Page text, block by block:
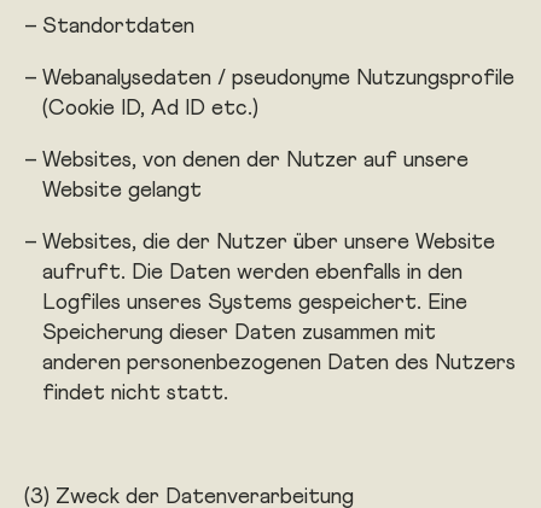
Standortdaten
Webanalysedaten / pseudonyme Nutzungsprofile
(Cookie ID, Ad ID etc.)
Websites, von denen der Nutzer auf unsere
Website gelangt
Websites, die der Nutzer über unsere Website
aufruft. Die Daten werden ebenfalls in den
Logfiles unseres Systems gespeichert. Eine
Speicherung dieser Daten zusammen mit
anderen personenbezogenen Daten des Nutzers
findet nicht statt.
(3) Zweck der Datenverarbeitung